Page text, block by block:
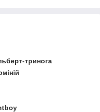
тринога